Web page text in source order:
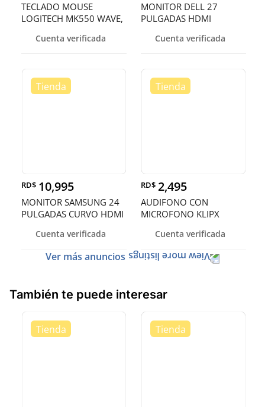
TECLADO MOUSE
LOGITECH MK550 WAVE,
2.4GHZ WIRELESS,
Cuenta verificada
MONITOR DELL 27
PULGADAS HDMI
Cuenta verificada
RD$ 10,995
MONITOR SAMSUNG 24
PULGADAS CURVO HDMI
Cuenta verificada
RD$ 2,495
AUDIFONO CON
MICROFONO KLIPX
40 HORAS DE
Cuenta verificada
Ver más anuncios
También te puede interesar